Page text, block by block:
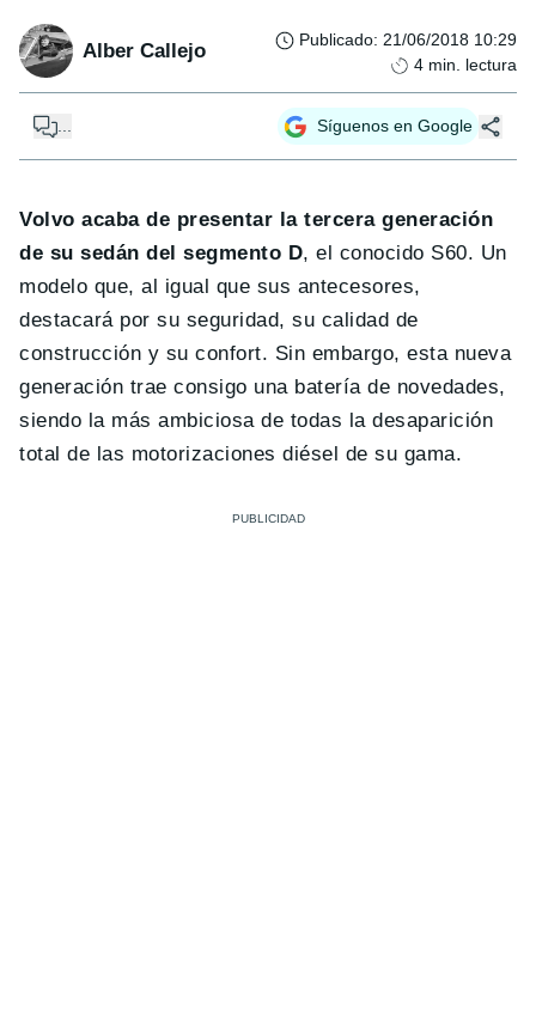
Alber Callejo Publicado: 21/06/2018 10:29
4 min. lectura
... Síguenos en Google
Volvo acaba de presentar la tercera generación
de su sedán del segmento D, el conocido S60. Un
modelo que, al igual que sus antecesores,
destacará por su seguridad, su calidad de
construcción y su confort. Sin embargo, esta nueva
generación trae consigo una batería de novedades,
siendo la más ambiciosa de todas la desaparición
total de las motorizaciones diésel de su gama.